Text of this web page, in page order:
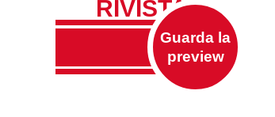
RIVISTA